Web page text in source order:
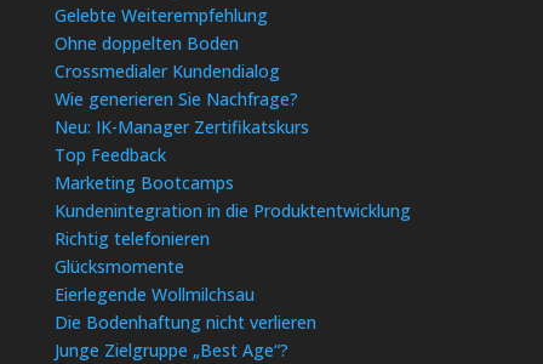
Gelebte Weiterempfehlung
Ohne doppelten Boden
Crossmedialer Kundendialog
Wie generieren Sie Nachfrage?
Neu: IK-Manager Zertifikatskurs
Top Feedback
Marketing Bootcamps
Kundenintegration in die Produktentwicklung
Richtig telefonieren
Glücksmomente
Eierlegende Wollmilchsau
Die Bodenhaftung nicht verlieren
Junge Zielgruppe „Best Age“?